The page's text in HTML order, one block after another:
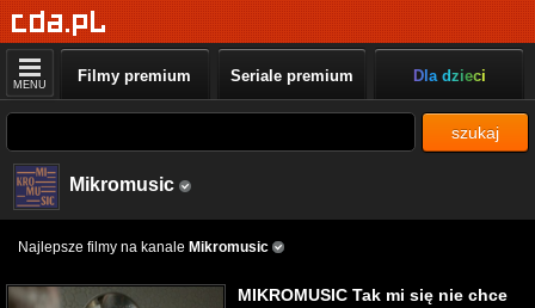
MENU Filmy premium Seriale premium Dla dzieci
szukaj
Mikromusic
Najlepsze filmy na kanale Mikromusic
MIKROMUSIC Tak mi się nie chce